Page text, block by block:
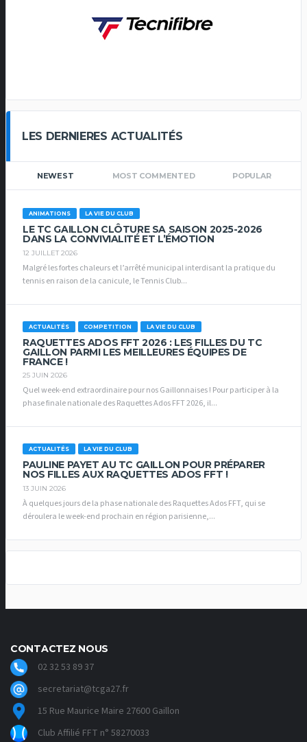
LES DERNIERES ACTUALITÉS
NEWEST MOST COMMENTED POPULAR
ANIMATIONS LA VIE DU CLUB
LE TC GAILLON CLÔTURE SA SAISON 2025-2026
DANS LA CONVIVIALITÉ ET L’ÉMOTION
12 JUILLET 2026
Malgré les fortes chaleurs et l’arrêté municipal interdisant la pratique du
tennis en raison de la canicule, le Tennis Club...
ACTUALITÉS COMPETITION LA VIE DU CLUB
RAQUETTES ADOS FFT 2026 : LES FILLES DU TC
GAILLON PARMI LES MEILLEURES ÉQUIPES DE
FRANCE !
25 JUIN 2026
Quel week-end extraordinaire pour nos Gaillonnaises ! Pour participer à la
phase finale nationale des Raquettes Ados FFT 2026, il...
ACTUALITÉS LA VIE DU CLUB
PAULINE PAYET AU TC GAILLON POUR PRÉPARER
NOS FILLES AUX RAQUETTES ADOS FFT !
13 JUIN 2026
À quelques jours de la phase nationale des Raquettes Ados FFT, qui se
déroulera le week-end prochain en région parisienne,...
CONTACTEZ NOUS
02 32 53 89 37
secretariat@tcga27.fr
15 Rue Maurice Maire 27600 Gaillon
Club Affilié FFT n° 58270033